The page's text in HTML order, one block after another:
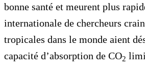
bonne santé et meurent plus
internationale de chercheurs
tropicales dans le monde aient
capacité d’absorption de CO2